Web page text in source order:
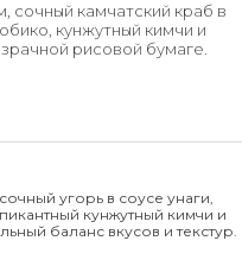
камчатский краб в
кунжутный кимчи и
рисовой бумаге.
угорь в соусе унаги,
кунжутный кимчи и
баланс вкусов и текстур.